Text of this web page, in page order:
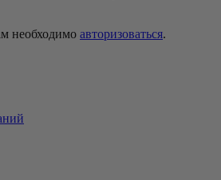
необходимо авторизоваться.